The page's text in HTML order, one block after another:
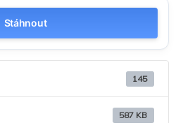
Stáhnout
145
587 KB